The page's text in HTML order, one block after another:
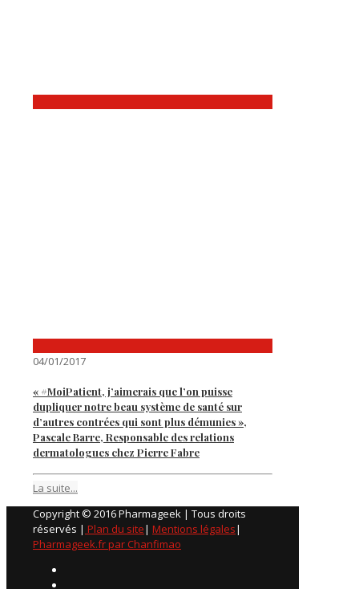
04/01/2017
« #MoiPatient, j’aimerais que l’on puisse
dupliquer notre beau système de santé sur
d’autres contrées qui sont plus démunies »,
Pascale Barre, Responsable des relations
dermatologues chez Pierre Fabre
La suite...
Copyright © 2016 Pharmageek | Tous droits
réservés | Plan du site| Mentions légales|
Pharmageek.fr par Chanfimao